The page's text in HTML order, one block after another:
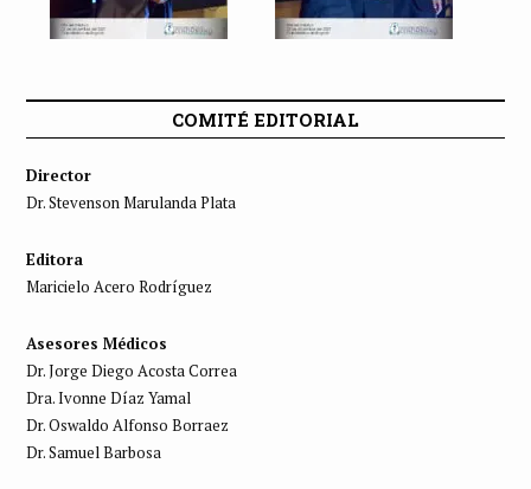
COMITÉ EDITORIAL
Director
Dr. Stevenson Marulanda Plata
Editora
Maricielo Acero Rodríguez
Asesores Médicos
Dr. Jorge Diego Acosta Correa
Dra. Ivonne Díaz Yamal
Dr. Oswaldo Alfonso Borraez
Dr. Samuel Barbosa